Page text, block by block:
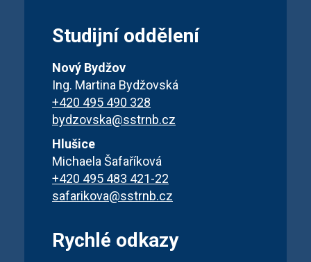
Studijní oddělení
Nový Bydžov
Ing. Martina Bydžovská
+420 495 490 328
bydzovska@sstrnb.cz
Hlušice
Michaela Šafaříková
+420 495 483 421-22
safarikova@sstrnb.cz
Rychlé odkazy